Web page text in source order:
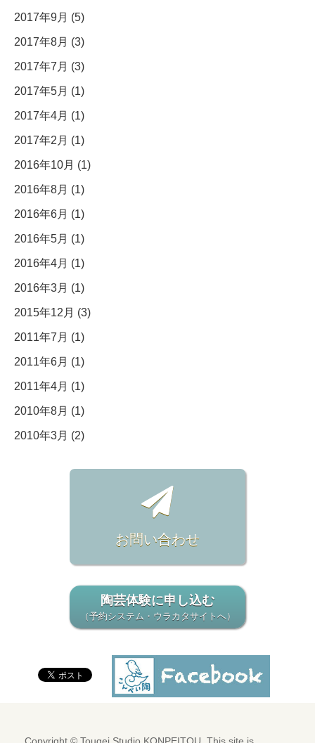
2017年9月 (5)
2017年8月 (3)
2017年7月 (3)
2017年5月 (1)
2017年4月 (1)
2017年2月 (1)
2016年10月 (1)
2016年8月 (1)
2016年6月 (1)
2016年5月 (1)
2016年4月 (1)
2016年3月 (1)
2015年12月 (3)
2011年7月 (1)
2011年6月 (1)
2011年4月 (1)
2010年8月 (1)
2010年3月 (2)
お問い合わせ
陶芸体験に申し込む
（予約システム・ウラカタサイトへ）